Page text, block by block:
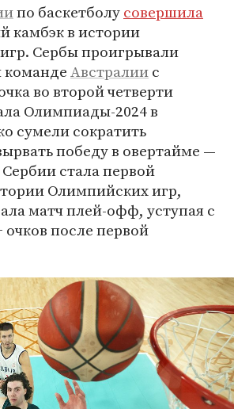
по баскетболусовершила
камбэк в истории
Сербы проигрывали
командеАвстралиис
во второй четверти
Олимпиады-2024 в
сумели сократить
победу в овертайме —
стала первой
Олимпийских игр,
матч плей-офф, уступая с
очков после первой